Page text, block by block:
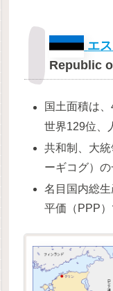
エ
Republic
国土面積は
世界129位、
共和制、大
ーギコグ）の
名目国内総
平価（PPP